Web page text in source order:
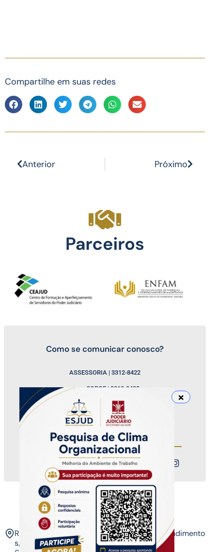
Compartilhe em suas redes
Anterior Próximo
Como se comunicar conosco?
ASSESSORIA | 3312-8422
COPGE | 3312-8423
COEED | 3312-8424
COMON | 3212-8425
Nossos canais
ESJUD
Rua Tribunal de Justiça,
s/n. Via Verde.
Horário de Atendimento
07 às 14 horas​